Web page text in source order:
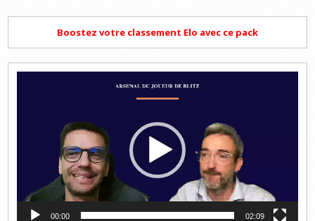
Boostez votre classement Elo avec ce pack
00:00 02:09